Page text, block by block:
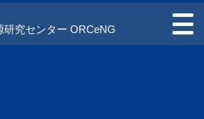
研究センター ORCeNG